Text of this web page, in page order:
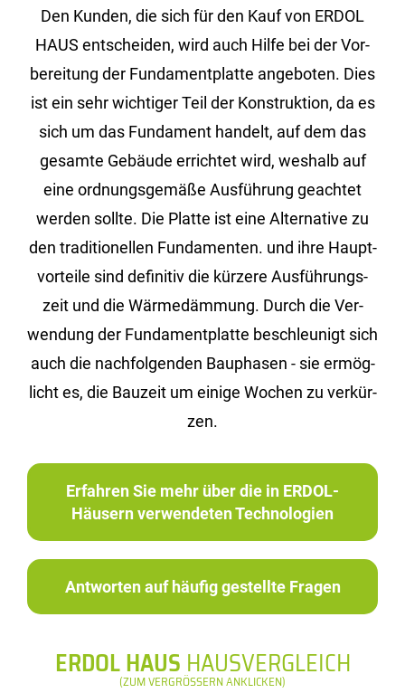
Den Kun­den, die sich für den Kauf von ERDOL
HAUS ent­schei­den, wird auch Hilfe bei der Vor­
be­rei­tung der Fun­da­ment­plat­te an­ge­bo­ten. Dies
ist ein sehr wich­ti­ger Teil der Kon­struk­ti­on, da es
sich um das Fun­da­ment han­delt, auf dem das
ge­sam­te Ge­bäu­de er­rich­tet wird, wes­halb auf
eine ord­nungs­ge­mä­ße Aus­füh­rung ge­ach­tet
wer­den soll­te. Die Plat­te ist eine Al­ter­na­ti­ve zu
den tra­di­tio­nel­len Fun­da­men­ten. und ihre Haupt­
vor­tei­le sind de­fi­ni­tiv die kür­ze­re Aus­füh­rungs­
zeit und die Wär­me­däm­mung. Durch die Ver­
wen­dung der Fun­da­ment­plat­te be­schleu­nigt sich
auch die nach­fol­gen­den Bau­pha­sen - sie er­mög­
licht es, die Bau­zeit um ei­ni­ge Wo­chen zu ver­kür­
zen.
Erfahren Sie mehr über die in ERDOL-
Häusern verwendeten Technologien
Antworten auf häufig gestellte Fragen
ERDOL HAUS HAUSVERGLEICH
(ZUM VERGRÖSSERN ANKLICKEN)